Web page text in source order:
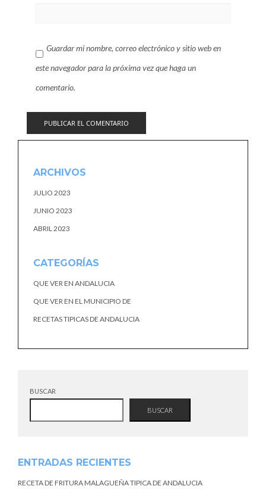
Guardar mi nombre, correo electrónico y sitio web en
este navegador para la próxima vez que haga un
comentario.
ARCHIVOS
JULIO 2023
JUNIO 2023
ABRIL 2023
CATEGORÍAS
QUE VER EN ANDALUCIA
QUE VER EN EL MUNICIPIO DE
RECETAS TIPICAS DE ANDALUCIA
BUSCAR
BUSCAR
ENTRADAS RECIENTES
RECETA DE FRITURA MALAGUEÑA TIPICA DE ANDALUCIA